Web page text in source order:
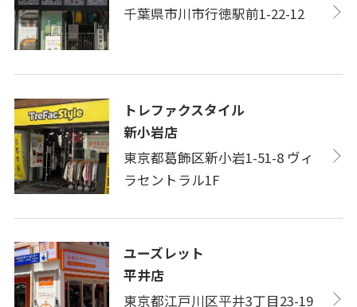
千葉県市川市行徳駅前1-22-12
トレファクスタイル
新小岩店
東京都葛飾区新小岩1-51-8 ヴィ
ラセントラル1F
ユーズレット
平井店
東京都江戸川区平井3丁目23-19